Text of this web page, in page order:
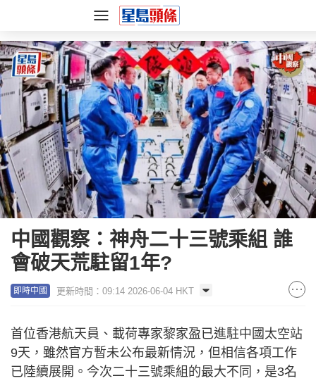
中國觀察：神舟二十三號乘組 誰
會破天荒駐留1年?
即時中國 更新時間：09:14 2026-06-04 HKT
首位香港航天員、載荷專家黎家盈已進駐中國太空站
9天，雖然官方暫未公布最新情況，但相信各項工作
已陸續展開。今次二十三號乘組的最大不同，是3名